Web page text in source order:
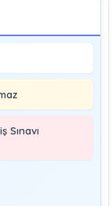
Büyük
Bir Yaklaşım
Sınavı